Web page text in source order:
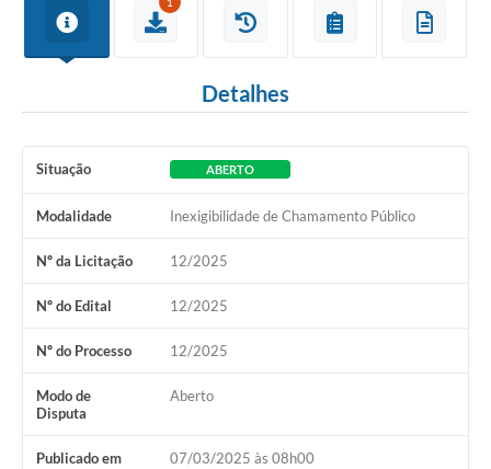
Detalhes
Situação ABERTO
Modalidade Inexigibilidade de Chamamento Público
Nº da Licitação 12/2025
Nº do Edital 12/2025
Nº do Processo 12/2025
Modo de
Disputa
Aberto
Publicado em 07/03/2025 às 08h00